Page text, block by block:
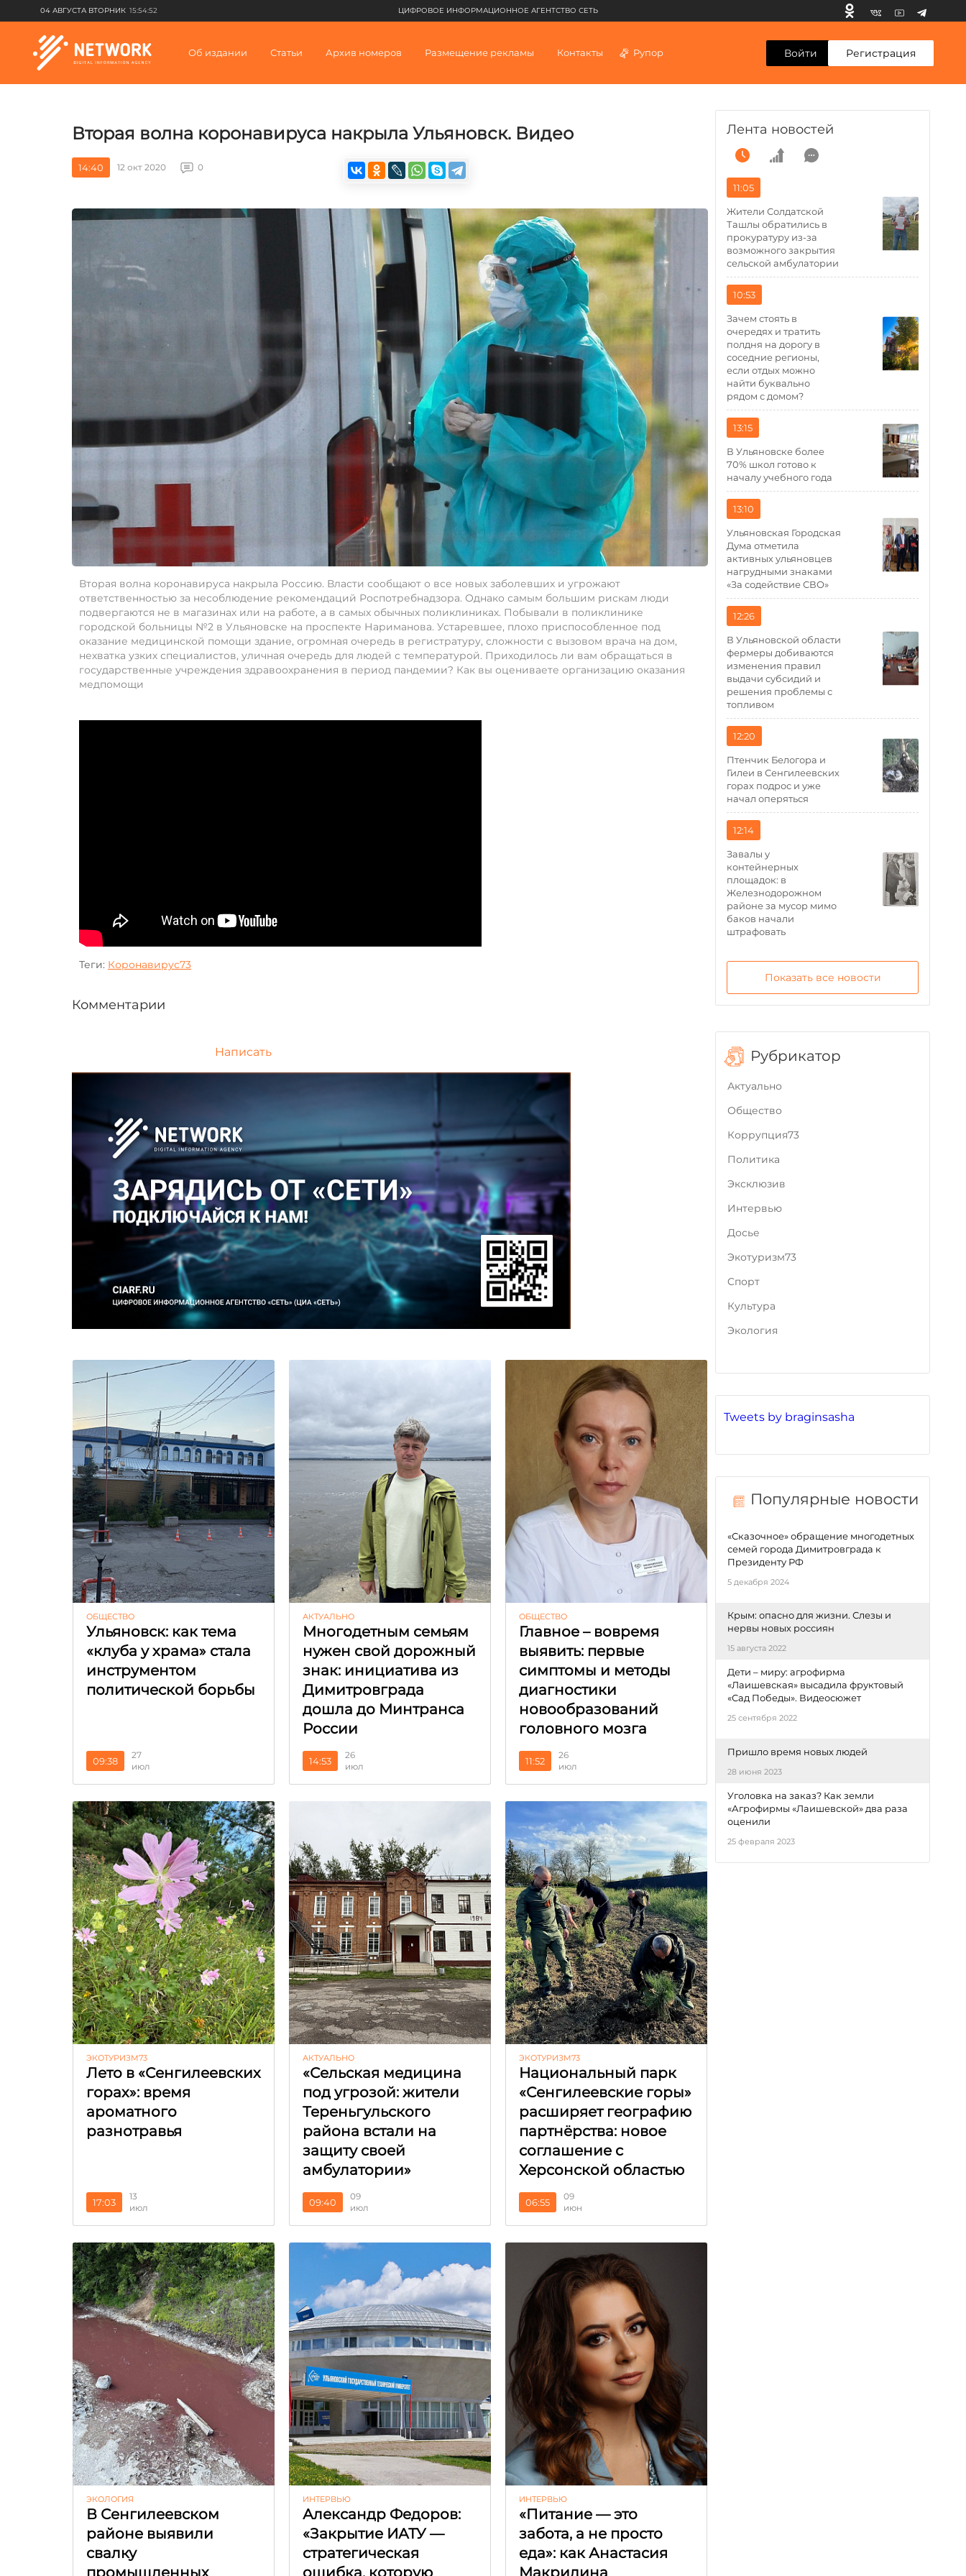
04 АВГУСТА ВТОРНИК 15:54:52 ЦИФРОВОЕ ИНФОРМАЦИОННОЕ АГЕНТСТВО СЕТЬ
Об издании Статьи Архив номеров Размещение рекламы Контакты Рупор Войти Регистрация
Вторая волна коронавируса накрыла Ульяновск. Видео
14:40 12 окт 2020 0
Вторая волна коронавируса накрыла Россию. Власти сообщают о все новых заболевших и угрожают
ответственностью за несоблюдение рекомендаций Роспотребнадзора. Однако самым большим рискам люди
подвергаются не в магазинах или на работе, а в самых обычных поликлиниках. Побывали в поликлинике
городской больницы №2 в Ульяновске на проспекте Нариманова. Устаревшее, плохо приспособленное под
оказание медицинской помощи здание, огромная очередь в регистратуру, сложности с вызовом врача на дом,
нехватка узких специалистов, уличная очередь для людей с температурой. Приходилось ли вам обращаться в
государственные учреждения здравоохранения в период пандемии? Как вы оцениваете организацию оказания
медпомощи
Теги: Коронавирус73
Комментарии
Написать
ОБЩЕСТВО
Ульяновск: как тема
«клуба у храма» стала
инструментом
политической борьбы
09:38
27
июл
АКТУАЛЬНО
Многодетным семьям
нужен свой дорожный
знак: инициатива из
Димитровграда
дошла до Минтранса
России
14:53
26
июл
ОБЩЕСТВО
Главное – вовремя
выявить: первые
симптомы и методы
диагностики
новообразований
головного мозга
11:52
26
июл
ЭКОТУРИЗМ73
Лето в «Сенгилеевских
горах»: время
ароматного
разнотравья
17:03
13
июл
АКТУАЛЬНО
«Сельская медицина
под угрозой: жители
Тереньгульского
района встали на
защиту своей
амбулатории»
09:40
09
июл
ЭКОТУРИЗМ73
Национальный парк
«Сенгилеевские горы»
расширяет географию
партнёрства: новое
соглашение с
Херсонской областью
06:55
09
июн
ЭКОЛОГИЯ
В Сенгилеевском
районе выявили
свалку
промышленных
ИНТЕРВЬЮ
Александр Федоров:
«Закрытие ИАТУ —
стратегическая
ошибка, которую
ИНТЕРВЬЮ
«Питание — это
забота, а не просто
еда»: как Анастасия
Макридина
Tweets by braginsasha
Популярные новости
«Сказочное» обращение многодетных
семей города Димитровграда к
Президенту РФ
5 декабря 2024
Крым: опасно для жизни. Слезы и
нервы новых россиян
15 августа 2022
Дети – миру: агрофирма
«Лаишевская» высадила фруктовый
«Сад Победы». Видеосюжет
25 сентября 2022
Пришло время новых людей
28 июня 2023
Уголовка на заказ? Как земли
«Агрофирмы «Лаишевской» два раза
оценили
25 февраля 2023
Лента новостей
11:05
Жители Солдатской
Ташлы обратились в
прокуратуру из-за
возможного закрытия
сельской амбулатории
10:53
Зачем стоять в
очередях и тратить
полдня на дорогу в
соседние регионы,
если отдых можно
найти буквально
рядом с домом?
13:15
В Ульяновске более
70% школ готово к
началу учебного года
13:10
Ульяновская Городская
Дума отметила
активных ульяновцев
нагрудными знаками
«За содействие СВО»
12:26
В Ульяновской области
фермеры добиваются
изменения правил
выдачи субсидий и
решения проблемы с
топливом
12:20
Птенчик Белогора и
Гилеи в Сенгилеевских
горах подрос и уже
начал оперяться
12:14
Завалы у
контейнерных
площадок: в
Железнодорожном
районе за мусор мимо
баков начали
штрафовать
Показать все новости
Рубрикатор
Актуально
Общество
Коррупция73
Политика
Эксклюзив
Интервью
Досье
Экотуризм73
Cпорт
Культура
Экология